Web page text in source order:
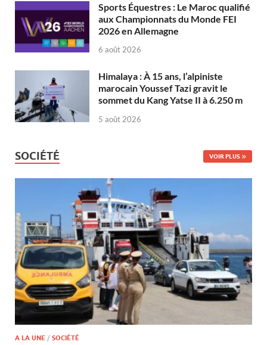
Sports Équestres : Le Maroc qualifié
aux Championnats du Monde FEI
2026 en Allemagne
6 août 2026
Himalaya : À 15 ans, l’alpiniste
marocain Youssef Tazi gravit le
sommet du Kang Yatse II à 6.250 m
5 août 2026
SOCIÉTÉ VOIR PLUS
A LA UNE / SOCIÉTÉ